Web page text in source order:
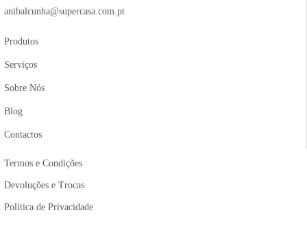
anibalcunha@supercasa.com.pt
Produtos
Serviços
Sobre Nós
Blog
Contactos
Termos e Condições
Devoluções e Trocas
Política de Privacidade